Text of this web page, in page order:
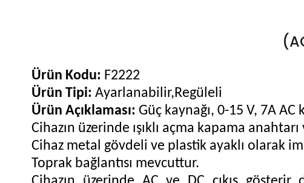
Ürün Kodu: F2222
Ürün Tipi: Ayarlanabilir,Regüleli
Ürün Açıklaması: Güç kaynağı, 0-15 V, 7A
Cihazın üzerinde ışıklı açma kapama
Cihaz metal gövdeli ve plastik ayaklı olarak
Toprak bağlantısı mevcuttur.